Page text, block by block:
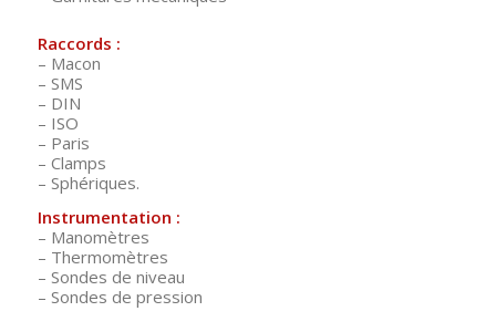
Raccords :
– Macon
– SMS
– DIN
– ISO
– Paris
– Clamps
– Sphériques.
Instrumentation :
– Manomètres
– Thermomètres
– Sondes de niveau
– Sondes de pression